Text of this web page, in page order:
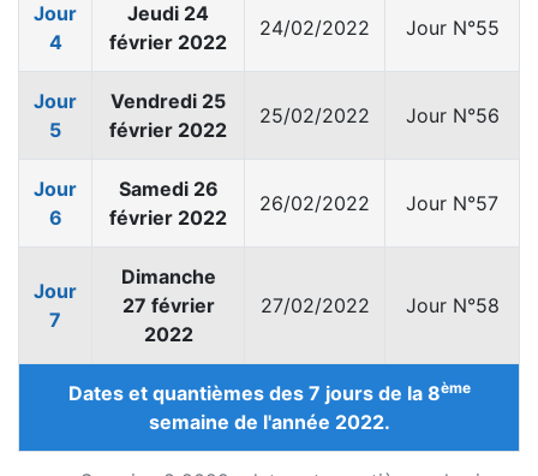
Jour
4
Jeudi 24
février 2022
24/02/2022 Jour N°55
Jour
5
Vendredi 25
février 2022
25/02/2022 Jour N°56
Jour
6
Samedi 26
février 2022
26/02/2022 Jour N°57
Jour
7
Dimanche
27 février
2022
27/02/2022 Jour N°58
Dates et quantièmes des 7 jours de la 8ème
semaine de l'année 2022.